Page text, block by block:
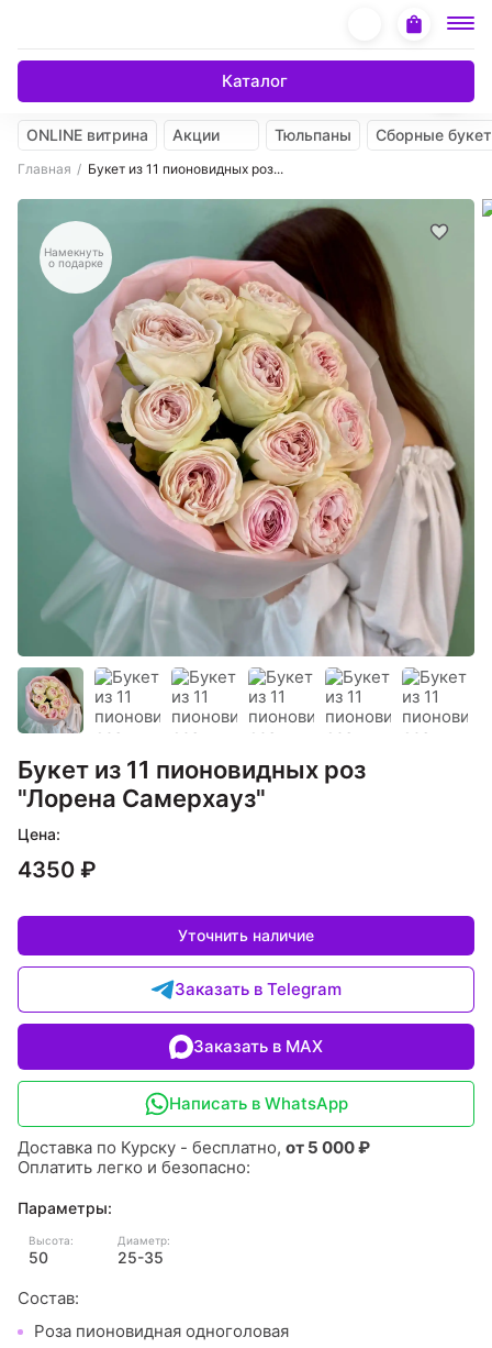
Каталог
ONLINE витрина Акции Тюльпаны Сборные
Главная Букет из 11 пионовидных роз...
Намекнуть
о подарке
Букет из 11 пионовидных роз
"Лорена Самерхауз"
Цена:
4350 ₽
Уточнить наличие
Заказать в Telegram
Заказать в MAX
Написать в WhatsApp
Доставка по Курску - бесплатно, от 5 000 ₽
Оплатить легко и безопасно:
Параметры:
Высота:
50
Диаметр:
25-35
Состав:
Роза пионовидная одноголовая